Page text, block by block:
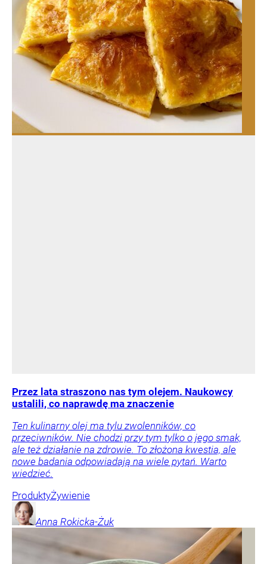
Przez lata straszono nas tym olejem. Naukowcy
ustalili, co naprawdę ma znaczenie
Ten kulinarny olej ma tylu zwolenników, co
przeciwników. Nie chodzi przy tym tylko o jego smak,
ale też działanie na zdrowie. To złożona kwestia, ale
nowe badania odpowiadają na wiele pytań. Warto
wiedzieć.
ProduktyŻywienie
Anna Rokicka-Żuk